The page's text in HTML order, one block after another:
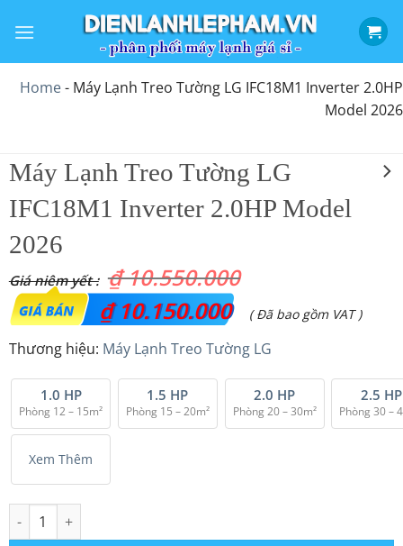
qua
dungHome- Máy Lạnh Treo Tường LG IFC18M1 Inverter 2.0HP
Model 2026
Máy Lạnh Treo Tường LG
IFC18M1 Inverter 2.0HP Model
2026
₫10.550.000
Giá
gốc
₫ 10.550.000.
₫10.150.000
Giá
hiện
là:
₫ 10.150.000.
( Đã bao gồm VAT )
Thương hiệu: Máy Lạnh Treo Tường LG
1.0 HP
Phòng 12 – 15m²
1.5 HP
Phòng 15 – 20m²
2.0 HP
Phòng 20 – 30m²
2.5 HP
Phòng 30 –
Xem Thêm
Máy Lạnh Treo Tường LG IFC18M1 Inverter 2.0HP Model 2026